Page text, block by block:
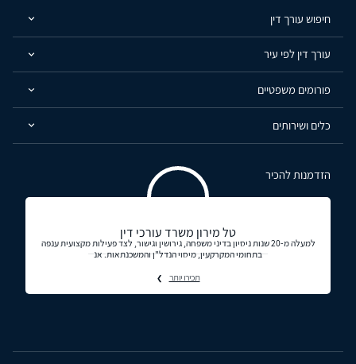
חיפוש עורך דין
עורך דין לפי עיר
פורומים משפטיים
כלים ושירותים
הזדמנות להכיר
טל מירון משרד עורכי דין
למעלה מ-20 שנות ניסיון בדיני משפחה, גירושין וגישור, לצד פעילות מקצועית ענפה
בתחומי המקרקעין, מיסוי הנדל"ן והמשכנתאות. אנ
תכירו יותר